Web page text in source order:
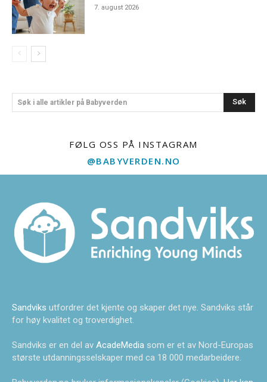
7. august 2026
Søk i alle artikler på Babyverden Søk
FØLG OSS PÅ INSTAGRAM
@BABYVERDEN.NO
Sandviks utfordrer det kjente og skaper det nye. Sandviks står
for høy kvalitet og troverdighet.
Sandviks er en del av AcadeMedia som er et av Nord-Europas
største utdanningsselskaper med ca 18 000 medarbeidere.